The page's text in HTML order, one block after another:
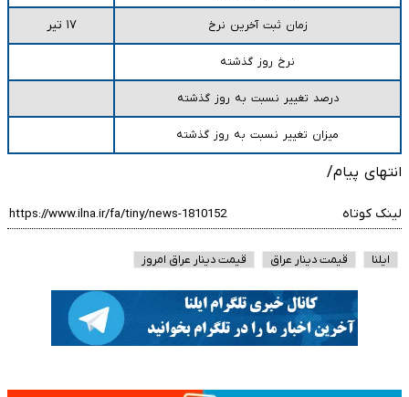
زمان ثبت آخرین نرخ ۱۷ تیر
نرخ روز گذشته
درصد تغییر نسبت به روز گذشته
میزان تغییر نسبت به روز گذشته
انتهای پیام/
لینک کوتاه
ایلنا قیمت دینار عراق قیمت دینار عراق امروز